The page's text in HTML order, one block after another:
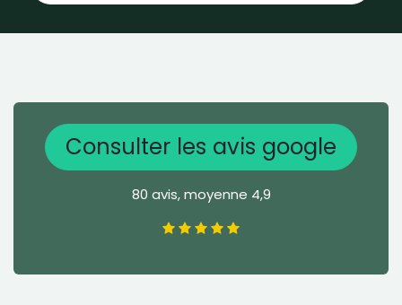
Consulter les avis google
80 avis, moyenne 4,9